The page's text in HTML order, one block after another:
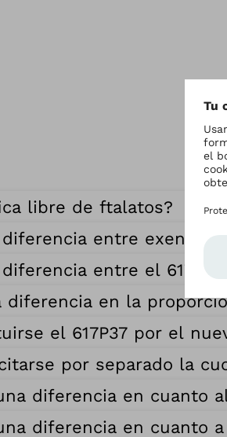
libre de ftalatos?
entre exento
entre el
diferencia en la
el 617P37 por el
por separado la
diferencia en cuanto
diferencia en cuanto a